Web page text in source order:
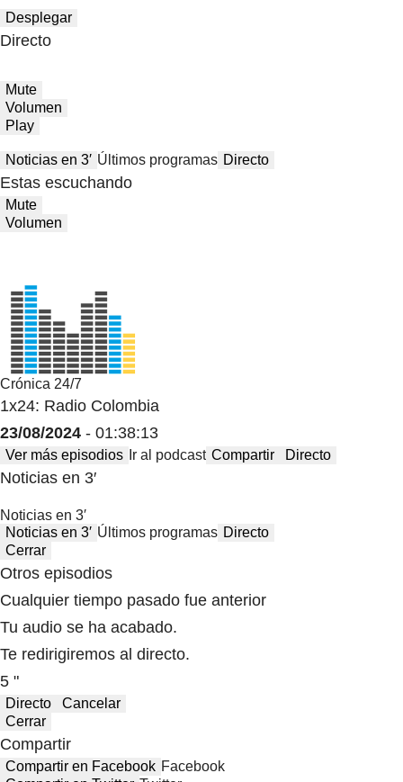
Desplegar
Directo
Mute
Volumen
Play
Noticias en 3′ Últimos programas Directo
Estas escuchando
Mute
Volumen
Crónica 24/7
1x24: Radio Colombia
23/08/2024 - 01:38:13
Ver más episodios Ir al podcast Compartir Directo
Noticias en 3′
Noticias en 3′
Noticias en 3′ Últimos programas Directo
Cerrar
Otros episodios
Cualquier tiempo pasado fue anterior
Tu audio se ha acabado.
Te redirigiremos al directo.
5 "
Directo
Cancelar
Cerrar
Compartir
Compartir en Facebook Facebook